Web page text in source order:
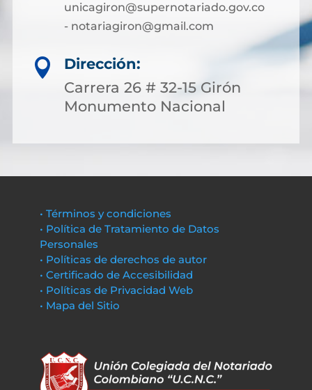
unicagiron@supernotariado.gov.co
- notariagiron@gmail.com

Dirección:
Carrera 26 # 32-15 Girón
Monumento Nacional
• Términos y condiciones
• Política de Tratamiento de Datos
Personales
• Políticas de derechos de autor
• Certificado de Accesibilidad
• Políticas de Privacidad Web
• Mapa del Sitio